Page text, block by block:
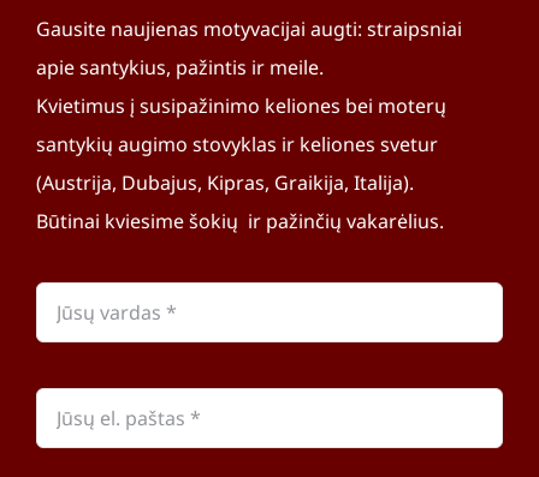
Gausite naujienas motyvacijai augti: straipsniai
apie santykius, pažintis ir meile.
Kvietimus į susipažinimo keliones bei moterų
santykių augimo stovyklas ir keliones svetur
(Austrija, Dubajus, Kipras, Graikija, Italija).
Būtinai kviesime šokių ir pažinčių vakarėlius.